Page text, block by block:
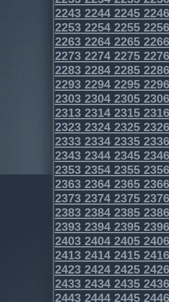
2243224422452246
2253225422552256
2263226422652266
2273227422752276
2283228422852286
2293229422952296
2303230423052306
2313231423152316
2323232423252326
2333233423352336
2343234423452346
2353235423552356
2363236423652366
2373237423752376
2383238423852386
2393239423952396
2403240424052406
2413241424152416
2423242424252426
2433243424352436
2443244424452446